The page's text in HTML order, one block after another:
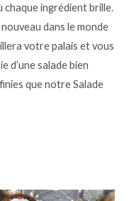
chaque ingrédient brille.
dans le monde
votre palais et vous
d’une salade bien
que notre Salade